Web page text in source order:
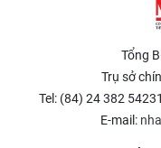
Tổng
Trụ sở
Tel: (84) 24 382
E-mail: